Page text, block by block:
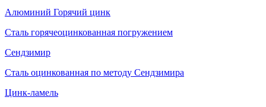
Алюминий Горячий цинк
Сталь горячеоцинкованная погружением
Сендзимир
Сталь оцинкованная по методу Сендзимира
Цинк-ламель